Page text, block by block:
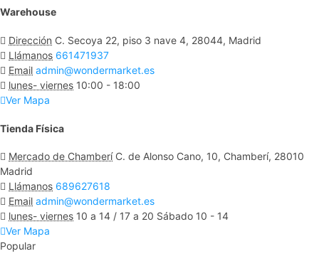
Warehouse
Dirección C. Secoya 22, piso 3 nave 4, 28044, Madrid
Llámanos 661471937
Email admin@wondermarket.es
lunes- viernes 10:00 - 18:00
Ver Mapa
Tienda Física
Mercado de Chamberí C. de Alonso Cano, 10, Chamberí, 28010
Madrid
Llámanos 689627618
Email admin@wondermarket.es
lunes- viernes 10 a 14 / 17 a 20 Sábado 10 - 14
Ver Mapa
Popular